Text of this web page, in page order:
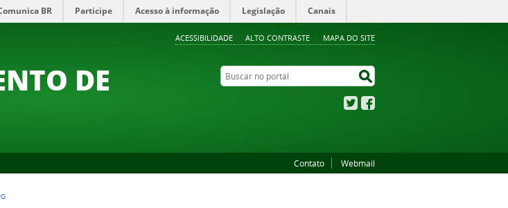
ACESSIBILIDADE ALTO CONTRASTE MAPA DO SITE
BR Participe Acesso à informação Legislação Canais
DE Buscar no portal
Twitter
Contato Webmail